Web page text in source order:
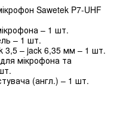
Sawetek P7-UHF
– 1 шт.
– 1 шт.
3,5 – jack 6,35 мм – 1 шт.
мікрофона та
(англ.) – 1 шт.